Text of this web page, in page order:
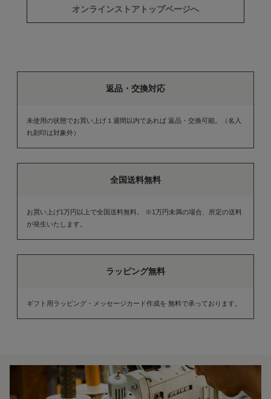
オンラインストアトップページへ
返品・交換対応
未使用の状態でお買い上げ１週間以内であれば 返品・交換可能。（名入
れ刻印は対象外）
全国送料無料
お買い上げ1万円以上で全国送料無料。 ※1万円未満の場合、所定の送料
が発生いたします。
ラッピング無料
ギフト用ラッピング・メッセージカード作成を 無料で承っております。